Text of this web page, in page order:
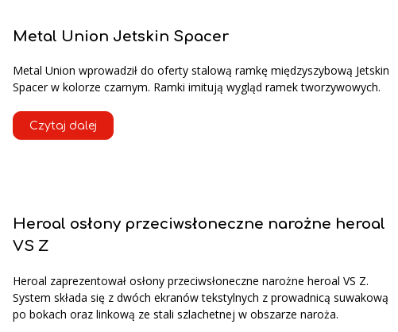
Metal Union Jetskin Spacer
Metal Union wprowadził do oferty stalową ramkę międzyszybową Jetskin
Spacer w kolorze czarnym. Ramki imitują wygląd ramek tworzywowych.
Czytaj dalej
Heroal osłony przeciwsłoneczne narożne heroal
VS Z
Heroal zaprezentował osłony przeciwsłoneczne narożne heroal VS Z.
System składa się z dwóch ekranów tekstylnych z prowadnicą suwakową
po bokach oraz linkową ze stali szlachetnej w obszarze naroża.